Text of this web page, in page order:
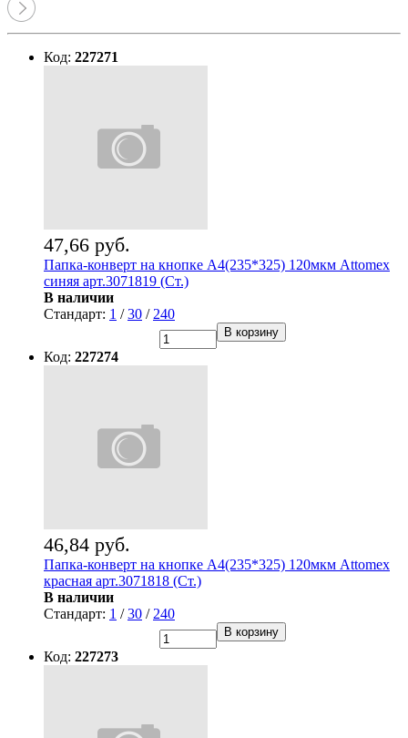
Код: 227271
47,66 руб.
Папка-конверт на кнопке А4(235*325) 120мкм Attomex
синяя арт.3071819 (Ст.)
В наличии
Стандарт: 1 /30 / 240
В корзину
Код: 227274
46,84 руб.
Папка-конверт на кнопке А4(235*325) 120мкм Attomex
красная арт.3071818 (Ст.)
В наличии
Стандарт: 1 /30 / 240
В корзину
Код: 227273